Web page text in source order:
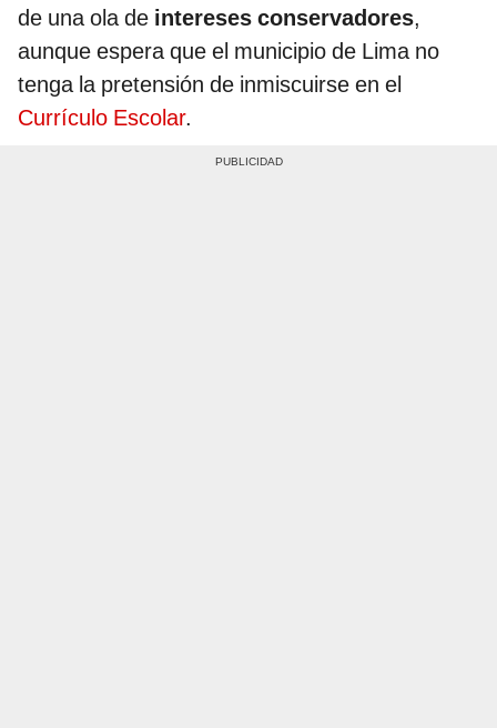
de una ola de intereses conservadores,
aunque espera que el municipio de Lima no
tenga la pretensión de inmiscuirse en el
Currículo Escolar.